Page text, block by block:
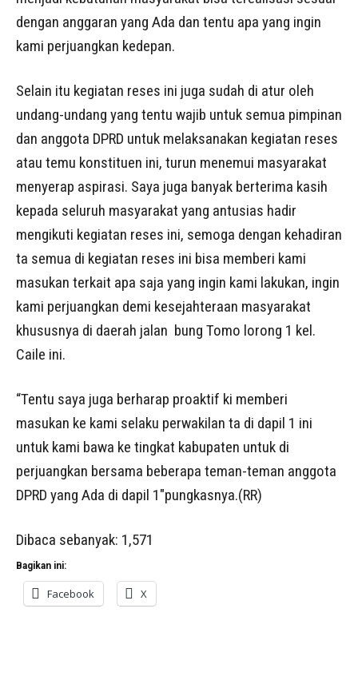
dengan anggaran yang Ada dan tentu apa yang ingin
kami perjuangkan kedepan.
Selain itu kegiatan reses ini juga sudah di atur oleh
undang-undang yang tentu wajib untuk semua pimpinan
dan anggota DPRD untuk melaksanakan kegiatan reses
atau temu konstituen ini, turun menemui masyarakat
menyerap aspirasi. Saya juga banyak berterima kasih
kepada seluruh masyarakat yang antusias hadir
mengikuti kegiatan reses ini, semoga dengan kehadiran
ta semua di kegiatan reses ini bisa memberi kami
masukan terkait apa saja yang ingin kami lakukan, ingin
kami perjuangkan demi kesejahteraan masyarakat
khususnya di daerah jalan bung Tomo lorong 1 kel.
Caile ini.
“Tentu saya juga berharap proaktif ki memberi
masukan ke kami selaku perwakilan ta di dapil 1 ini
untuk kami bawa ke tingkat kabupaten untuk di
perjuangkan bersama beberapa teman-teman anggota
DPRD yang Ada di dapil 1″pungkasnya.(RR)
Dibaca sebanyak: 1,571
Bagikan ini:
Facebook X